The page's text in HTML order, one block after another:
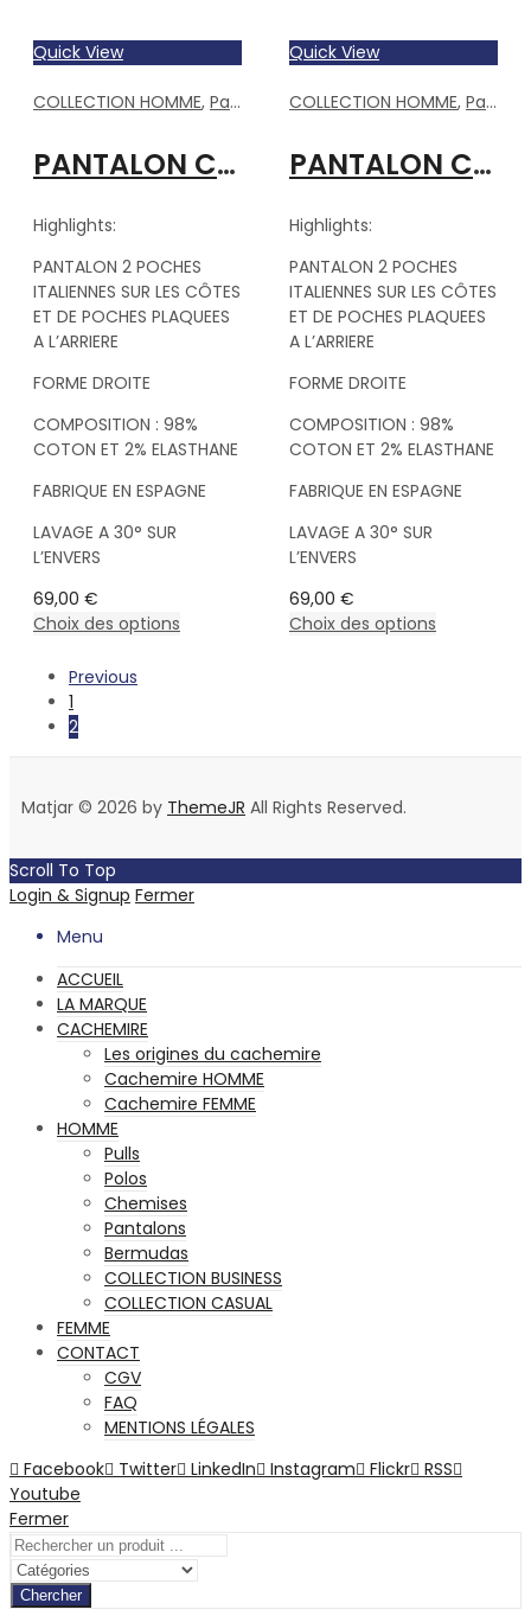
Quick View
COLLECTION HOMME, Pantalons Homme
PANTALON CHINO GRIS
Highlights:
PANTALON 2 POCHES
ITALIENNES SUR LES CÔTES
ET DE POCHES PLAQUEES
A L’ARRIERE
FORME DROITE
COMPOSITION : 98%
COTON ET 2% ELASTHANE
FABRIQUE EN ESPAGNE
LAVAGE A 30° SUR
L’ENVERS
69,00 €
Choix des options
Quick View
COLLECTION HOMME, Pantalons Homme
PANTALON CHINO MARINE
Highlights:
PANTALON 2 POCHES
ITALIENNES SUR LES CÔTES
ET DE POCHES PLAQUEES
A L’ARRIERE
FORME DROITE
COMPOSITION : 98%
COTON ET 2% ELASTHANE
FABRIQUE EN ESPAGNE
LAVAGE A 30° SUR
L’ENVERS
69,00 €
Choix des options
Previous
1
2
Matjar © 2026 by ThemeJR All Rights Reserved.
Scroll To Top
Login & Signup Fermer
Menu
ACCUEIL
LA MARQUE
CACHEMIRE
Les origines du cachemire
Cachemire HOMME
Cachemire FEMME
HOMME
Pulls
Polos
Chemises
Pantalons
Bermudas
COLLECTION BUSINESS
COLLECTION CASUAL
FEMME
CONTACT
CGV
FAQ
MENTIONS LÉGALES
Facebook
Twitter LinkedIn Instagram Flickr RSS
Youtube
Fermer
Chercher